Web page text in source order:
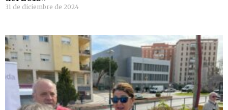
31 de diciembre de 2024